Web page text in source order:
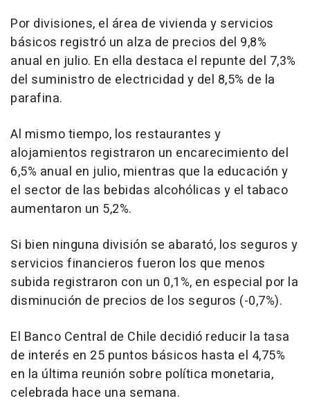
Por divisiones, el área de vivienda y servicios
básicos registró un alza de precios del 9,8%
anual en julio. En ella destaca el repunte del 7,3%
del suministro de electricidad y del 8,5% de la
parafina.
Al mismo tiempo, los restaurantes y
alojamientos registraron un encarecimiento del
6,5% anual en julio, mientras que la educación y
el sector de las bebidas alcohólicas y el tabaco
aumentaron un 5,2%.
Si bien ninguna división se abarató, los seguros y
servicios financieros fueron los que menos
subida registraron con un 0,1%, en especial por la
disminución de precios de los seguros (-0,7%).
El Banco Central de Chile decidió reducir la tasa
de interés en 25 puntos básicos hasta el 4,75%
en la última reunión sobre política monetaria,
celebrada hace una semana.